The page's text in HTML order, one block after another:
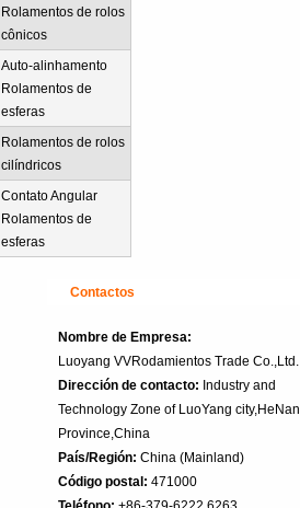
Rolamentos de rolos
cônicos
Auto-alinhamento
Rolamentos de
esferas
Rolamentos de rolos
cilíndricos
Contato Angular
Rolamentos de
esferas
Contactos
Nombre de Empresa:
Luoyang VVRodamientos Trade Co.,Ltd.
Dirección de contacto: Industry and
Technology Zone of LuoYang city,HeNan
Province,China
País/Región: China (Mainland)‎
Código postal: 471000